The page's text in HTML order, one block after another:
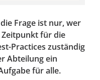
Frage ist nur, wer
für die
Practices zuständig
Abteilung ein
für alle.